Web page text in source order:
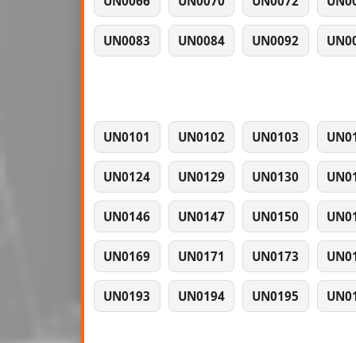
UN0083 UN0084 UN0092
UN0101 UN0102 UN0103
UN0124 UN0129 UN0130
UN0146 UN0147 UN0150
UN0169 UN0171 UN0173
UN0193 UN0194 UN0195